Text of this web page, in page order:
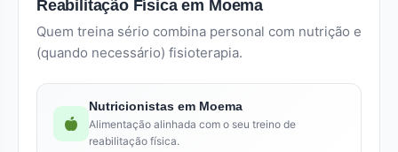
Reabilitação Física em Moema
Quem treina sério combina personal com nutrição e
(quando necessário) fisioterapia.
Nutricionistas em Moema
Alimentação alinhada com o seu treino de
reabilitação física.